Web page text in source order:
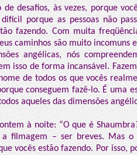
desafios, às vezes, porque
porque as pessoas não
fazendo. Com muita
caminhos são muito
angélicas, nós
isso de forma incansável.
de todos os que vocês
conseguem fazê-lo. É uma
aqueles das dimensões
à noite: “O que é
filmagem – ser breves. Mas
vocês estão fazendo. Por isso,